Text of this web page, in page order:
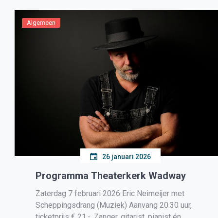
Algemeen
26 januari 2026
Programma Theaterkerk Wadway
Zaterdag 7 februari 2026 Eric Neimeijer met
Scheppingsdrang (Muziek) Aanvang 20.30 uur,